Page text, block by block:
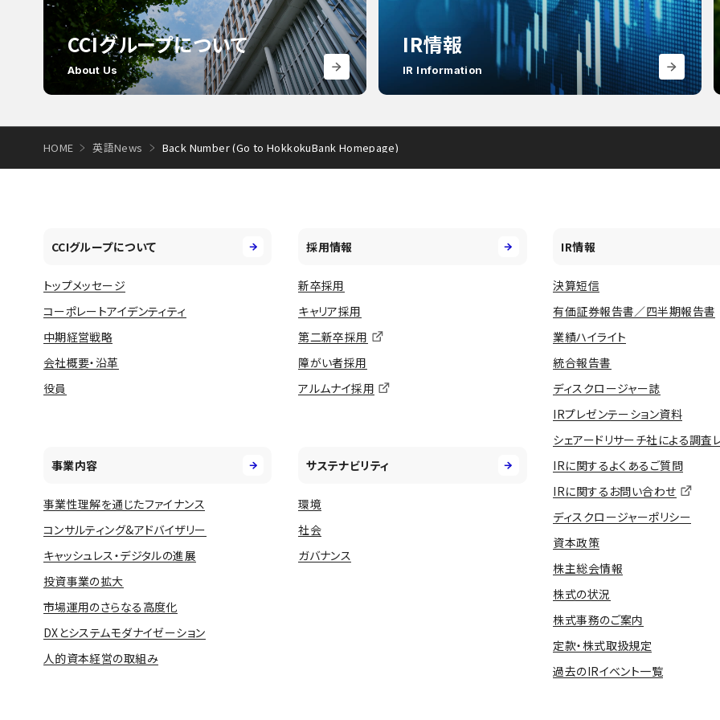
CCIグループについて
About Us
IR情報
IR Information
HOME 英語News Back Number (Go to HokkokuBank Homepage)
CCIグループについて
トップメッセージ
コーポレートアイデンティティ
中期経営戦略
会社概要・沿革
役員
事業内容
事業性理解を通じたファイナンス
コンサルティング&アドバイザリー
キャッシュレス・デジタルの進展
投資事業の拡大
市場運用のさらなる高度化
DXとシステムモダナイゼーション
人的資本経営の取組み
採用情報
新卒採用
キャリア採用
第二新卒採用
障がい者採用
アルムナイ採用
サステナビリティ
環境
社会
ガバナンス
IR情報
決算短信
有価証券報告書／四半期報告書
業績ハイライト
統合報告書
ディスクロージャー誌
IRプレゼンテーション資料
シェアードリサーチ社による調査
IRに関するよくあるご質問
IRに関するお問い合わせ
ディスクロージャーポリシー
資本政策
株主総会情報
株式の状況
株式事務のご案内
定款・株式取扱規定
過去のIRイベント一覧